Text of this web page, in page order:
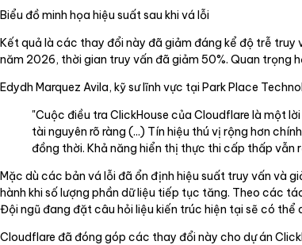
Biểu đồ minh họa hiệu suất sau khi vá lỗi
Kết quả là các thay đổi này đã giảm đáng kể độ trễ truy
năm 2026, thời gian truy vấn đã giảm 50%. Quan trọng
Edydh Marquez Avila, kỹ sư lĩnh vực tại Park Place
"Cuộc điều tra ClickHouse của Cloudflare là một
tài nguyên rõ ràng (...) Tín hiệu thú vị rộng hơn
đồng thời. Khả năng hiển thị thực thi cấp thấp vẫn
Mặc dù các bản vá lỗi đã ổn định hiệu suất truy vấn và
hành khi số lượng phần dữ liệu tiếp tục tăng. Theo các
Đội ngũ đang đặt câu hỏi liệu kiến trúc hiện tại sẽ có thể
Cloudflare đã đóng góp các thay đổi này cho dự án